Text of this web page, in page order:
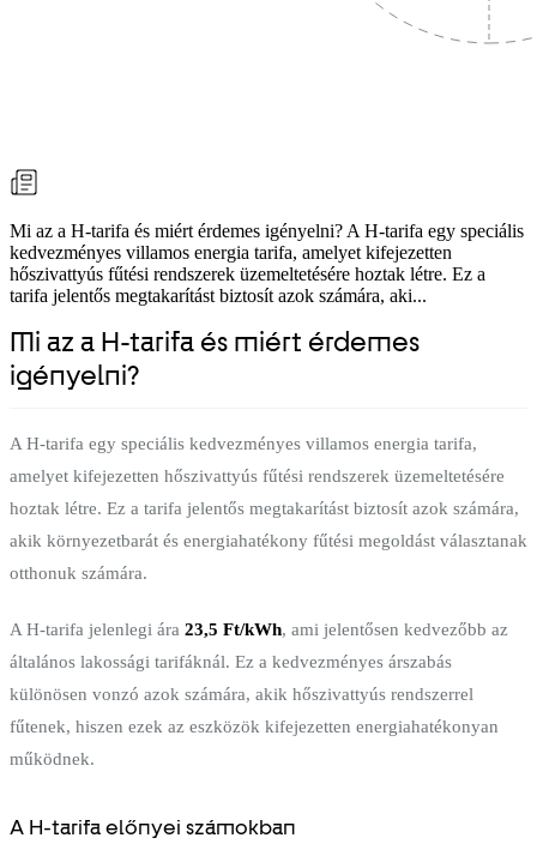
Mi az a H-tarifa és miért érdemes igényelni? A H-tarifa egy speciális
kedvezményes villamos energia tarifa, amelyet kifejezetten
hőszivattyús fűtési rendszerek üzemeltetésére hoztak létre. Ez a
tarifa jelentős megtakarítást biztosít azok számára, aki...
Mi az a H-tarifa és miért érdemes
igényelni?
A H-tarifa egy speciális kedvezményes villamos energia tarifa,
amelyet kifejezetten hőszivattyús fűtési rendszerek üzemeltetésére
hoztak létre. Ez a tarifa jelentős megtakarítást biztosít azok számára,
akik környezetbarát és energiahatékony fűtési megoldást választanak
otthonuk számára.
A H-tarifa jelenlegi ára 23,5 Ft/kWh, ami jelentősen kedvezőbb az
általános lakossági tarifáknál. Ez a kedvezményes árszabás
különösen vonzó azok számára, akik hőszivattyús rendszerrel
fűtenek, hiszen ezek az eszközök kifejezetten energiahatékonyan
működnek.
A H-tarifa előnyei számokban